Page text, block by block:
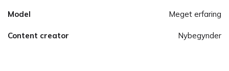
Model Meget erfaring
Content creator Nybegynder